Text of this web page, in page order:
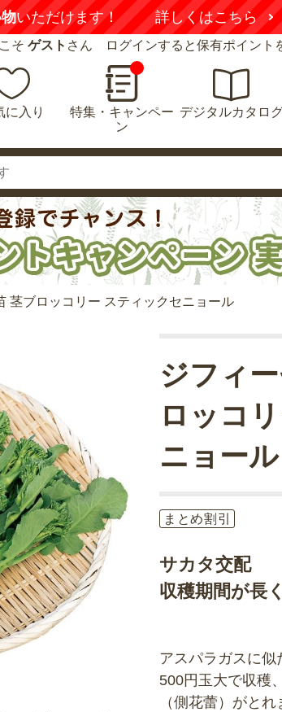
いただけます！ 詳しくはこちら
そ ゲスト さん ログインすると保有ポイント
に入り
特集・キャンペー
ン
デジタルカタロ
茎ブロッコリー スティックセニョール
まとめ割引
サカタ交配
収穫期間が長
ジフィ
ロッコ
ニョール
アスパラガスに似
500円玉大で収穫
（側花蕾）がとれ